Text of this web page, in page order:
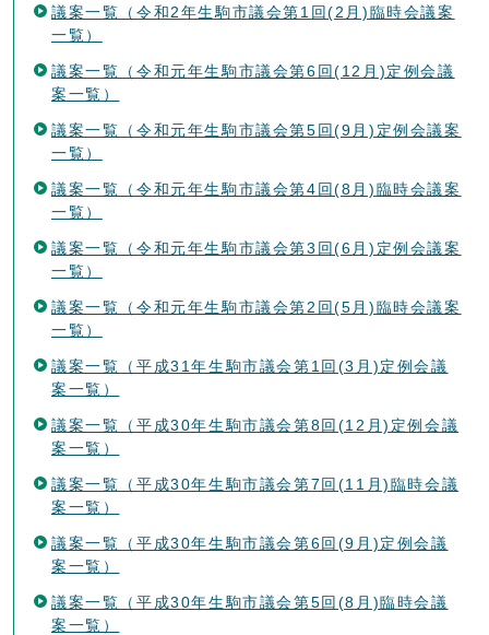
議案一覧（令和2年生駒市議会第1回(2月)臨時会議案
一覧）
議案一覧（令和元年生駒市議会第6回(12月)定例会議
案一覧）
議案一覧（令和元年生駒市議会第5回(9月)定例会議案
一覧）
議案一覧（令和元年生駒市議会第4回(8月)臨時会議案
一覧）
議案一覧（令和元年生駒市議会第3回(6月)定例会議案
一覧）
議案一覧（令和元年生駒市議会第2回(5月)臨時会議案
一覧）
議案一覧（平成31年生駒市議会第1回(3月)定例会議
案一覧）
議案一覧（平成30年生駒市議会第8回(12月)定例会議
案一覧）
議案一覧（平成30年生駒市議会第7回(11月)臨時会議
案一覧）
議案一覧（平成30年生駒市議会第6回(9月)定例会議
案一覧）
議案一覧（平成30年生駒市議会第5回(8月)臨時会議
案一覧）